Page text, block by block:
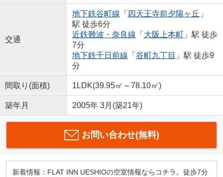
交通
地下鉄谷町線 「 四天王寺前夕陽ヶ丘 」
駅 徒歩6分
近鉄難波・奈良線 「 大阪上本町」駅 徒歩
7分
地下鉄千日前線 「 谷町九丁目 」駅 徒歩9
分
間取り(面積) 1LDK(39.95㎡～78.10㎡)
築年月 2005年 3月(築21年)
お問い合わせ(無料)
新着情報：FLAT INN UESHIOの空室情報ならコチラ。徒歩7分